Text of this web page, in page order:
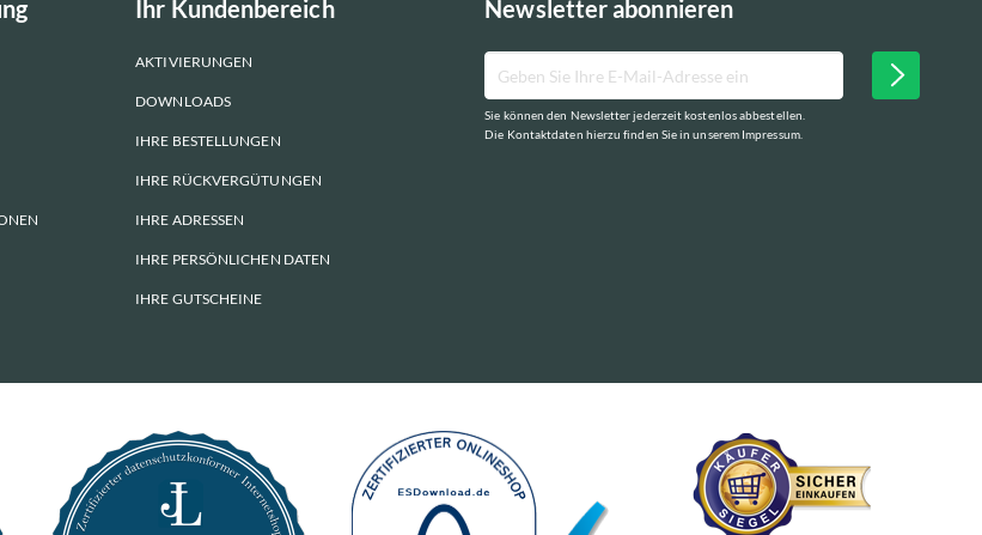
Ihr Kundenbereich
AKTIVIERUNGEN
DOWNLOADS
IHRE BESTELLUNGEN
IHRE RÜCKVERGÜTUNGEN
IHRE ADRESSEN
IHRE PERSÖNLICHEN DATEN
IHRE GUTSCHEINE
Newsletter abonnieren
Sie können den Newsletter jederzeit kostenlos abbestellen.
Die Kontaktdaten hierzu finden Sie in unserem Impressum.